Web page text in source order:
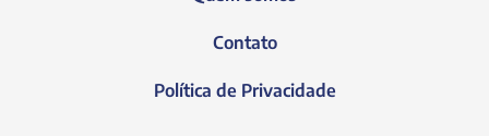
Contato
Política de Privacidade